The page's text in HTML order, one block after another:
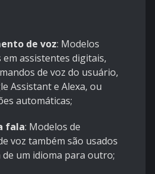
de voz: Modelos
em assistentes digitais,
de voz do usuário,
Assistant e Alexa, ou
automáticas;
fala: Modelos de
voz também são usados
um idioma para outro;